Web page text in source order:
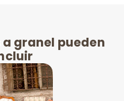
granel pueden